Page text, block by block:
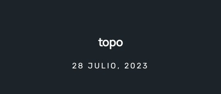
topo
28 JULIO, 2023